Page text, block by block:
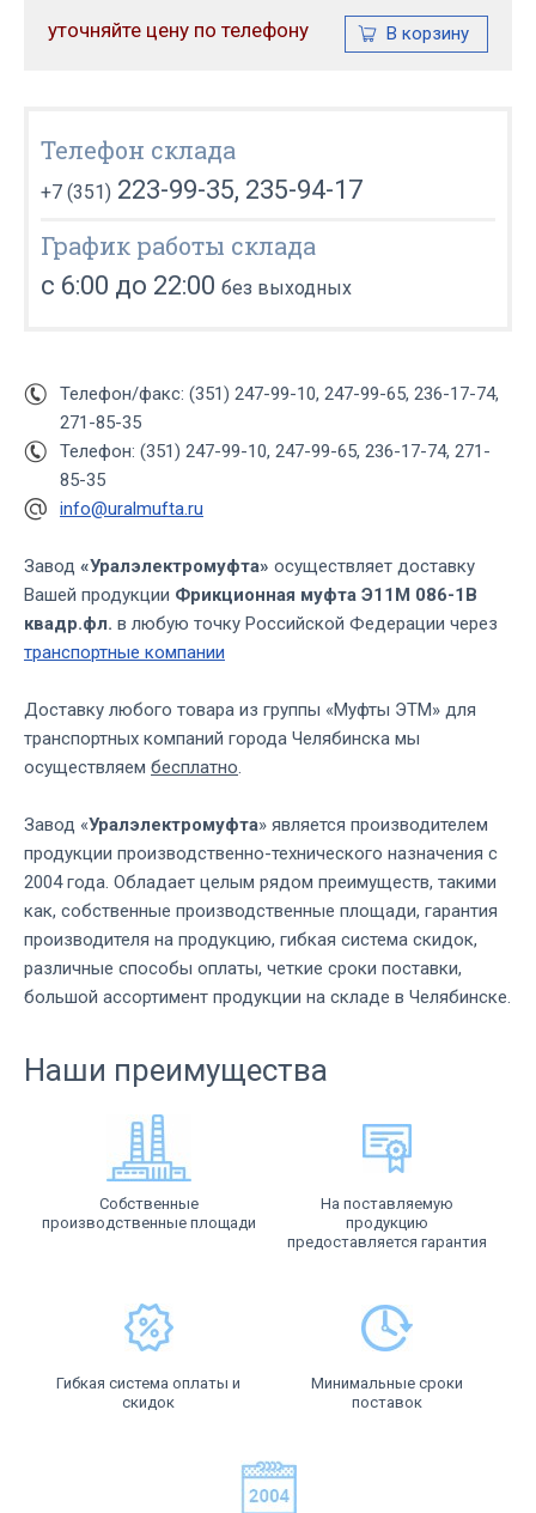
уточняйте цену по телефону
Телефон склада
+7 (351) 223-99-35, 235-94-17
График работы склада
с 6:00 до 22:00 без выходных
Телефон/факс: (351) 247-99-10, 247-99-65, 236-17-74,
271-85-35
Телефон: (351) 247-99-10, 247-99-65, 236-17-74, 271-
85-35
info@uralmufta.ru
Завод «Уралэлектромуфта» осуществляет доставку
Вашей продукции Фрикционная муфта Э11М 086-1В
квадр.фл. в любую точку Российской Федерации через
транспортные компании
Доставку любого товара из группы «Муфты ЭТМ» для
транспортных компаний города Челябинска мы
осуществляем бесплатно.
Завод «Уралэлектромуфта» является производителем
продукции производственно-технического назначения с
2004 года. Обладает целым рядом преимуществ, такими
как, собственные производственные площади, гарантия
производителя на продукцию, гибкая система скидок,
различные способы оплаты, четкие сроки поставки,
большой ассортимент продукции на складе в Челябинске.
Наши преимущества
Собственные
производственные площади
На поставляемую
продукцию
предоставляется гарантия
Гибкая система оплаты и
скидок
Минимальные сроки
поставок